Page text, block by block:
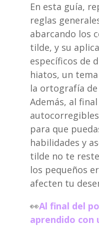
En esta guía,
reglas
abarcando los
tilde, y su
específicos de
hiatos, un
la ortografía
Además, al
para que
habilidades y
tilde no te
los pequeños
afecten tu
👀Al final del
aprendido con